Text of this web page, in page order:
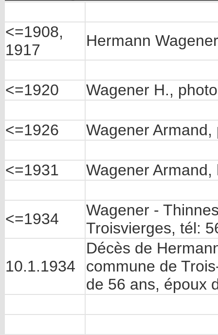
<=1908,
1917
Hermann
<=1920 Wagener H.,
<=1926 Wagener
<=1931 Wagener
<=1934
Wagener -
Troisvierges, tél:
10.1.1934
Décès de
commune de
de 56 ans, époux